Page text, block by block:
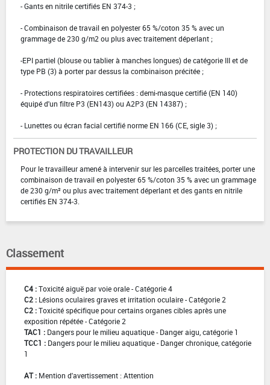
- Gants en nitrile certifiés EN 374-3 ;
- Combinaison de travail en polyester 65 %/coton 35 % avec un
grammage de 230 g/m2 ou plus avec traitement déperlant ;
-EPI partiel (blouse ou tablier à manches longues) de catégorie III et de
type PB (3) à porter par dessus la combinaison précitée ;
- Protections respiratoires certifiées : demi-masque certifié (EN 140)
équipé d'un filtre P3 (EN143) ou A2P3 (EN 14387) ;
- Lunettes ou écran facial certifié norme EN 166 (CE, sigle 3) ;
PROTECTION DU TRAVAILLEUR
Pour le travailleur amené à intervenir sur les parcelles traitées, porter une
combinaison de travail en polyester 65 %/coton 35 % avec un grammage
de 230 g/m² ou plus avec traitement déperlant et des gants en nitrile
certifiés EN 374-3.
Classement
C4 :Toxicité aiguë par voie orale - Catégorie 4
C2 : Lésions oculaires graves et irritation oculaire - Catégorie 2
C2 :Toxicité spécifique pour certains organes cibles après une
exposition répétée - Catégorie 2
TAC1 : Dangers pour le milieu aquatique - Danger aigu, catégorie 1
TCC1 : Dangers pour le milieu aquatique - Danger chronique, catégorie
1
AT : Mention d'avertissement : Attention